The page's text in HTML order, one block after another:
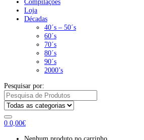
Loja
Décadas
40´s – 50´s
60´s
70´s
80´s
90´s
2000’s
Pesquisar por:
0 0,00€